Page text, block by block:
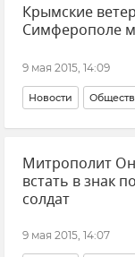
Крымские
Симферополе
9 мая 2015, 14:09
Новости
Митрополит
встать в знак
солдат
9 мая 2015, 14:07